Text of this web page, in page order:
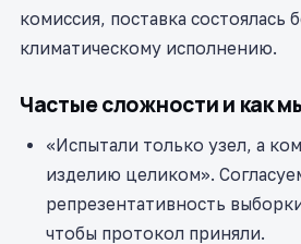
комиссия, поставка состоялась
климатическому исполнению.
Частые сложности и как
«Испытали только узел, а
изделию целиком».
репрезентативность
чтобы протокол приняли.